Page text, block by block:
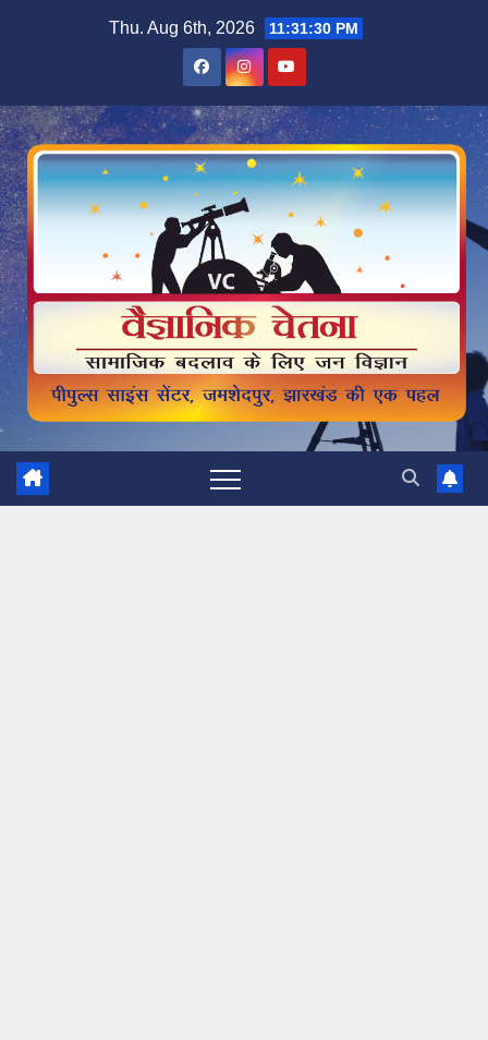
Thu. Aug 6th, 2026 11:31:31 PM